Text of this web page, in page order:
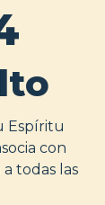
Espíritu
con
todas las